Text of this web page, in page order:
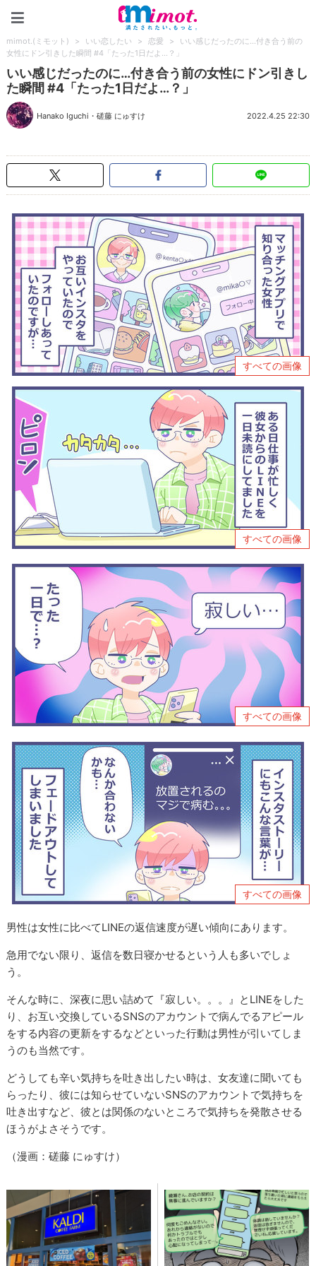
mimot.(ミモット) > いい恋したい > 恋愛 >
いい感じだったのに…付き合う前の
女性にドン引きした瞬間 #4「たった1日だよ…？」
いい感じだったのに…付き合う前の女性にドン引きし
た瞬間 #4「たった1日だよ…？」
Hanako Iguchi ・磋藤 にゅすけ 2022.4.25 22:30
すべての画像
すべての画像
すべての画像
すべての画像
男性は女性に比べてLINEの返信速度が遅い傾向にあります。
急用でない限り、返信を数日寝かせるという人も多いでしょ
う。
そんな時に、深夜に思い詰めて『寂しい。。。』とLINEをした
り、お互い交換しているSNSのアカウントで病んでるアピール
をする内容の更新をするなどといった行動は男性が引いてしま
うのも当然です。
どうしても辛い気持ちを吐き出したい時は、女友達に聞いても
らったり、彼には知らせていないSNSのアカウントで気持ちを
吐き出すなど、彼とは関係のないところで気持ちを発散させる
ほうがよさそうです。
（漫画：磋藤 にゅすけ）